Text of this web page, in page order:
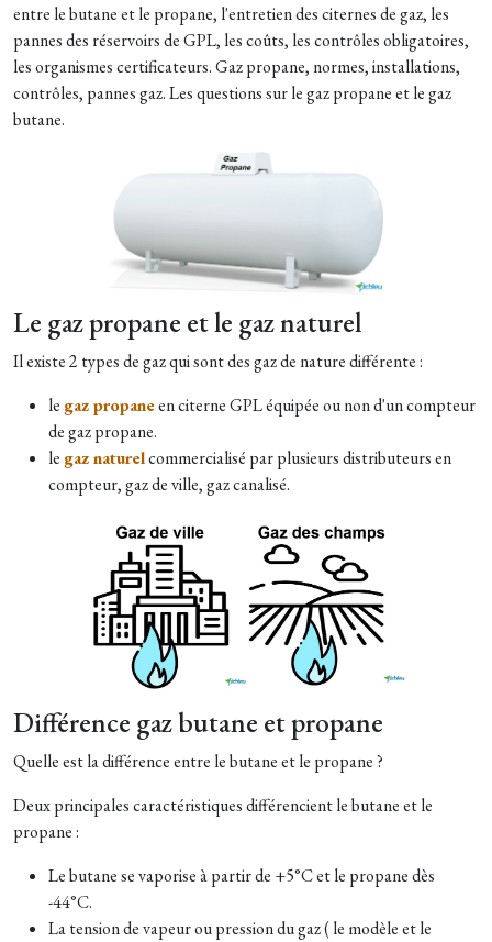
entre le butane et le propane, l'entretien des citernes de gaz, les
pannes des réservoirs de GPL, les coûts, les contrôles obligatoires,
les organismes certificateurs. Gaz propane, normes, installations,
contrôles, pannes gaz. Les questions sur le gaz propane et le gaz
butane.
Le gaz propane et le gaz naturel
Il existe 2 types de gaz qui sont des gaz de nature différente :
le gaz propaneen citerne GPL équipée ou non d'un compteur
de gaz propane.
le gaz naturelcommercialisé par plusieurs distributeurs en
compteur, gaz de ville, gaz canalisé.
Différence gaz butane et propane
Quelle est la différence entre le butane et le propane ?
Deux principales caractéristiques différencient le butane et le
propane :
Le butane se vaporise à partir de +5°C et le propane dès
-44°C.
La tension de vapeur ou pression du gaz ( le modèle et le